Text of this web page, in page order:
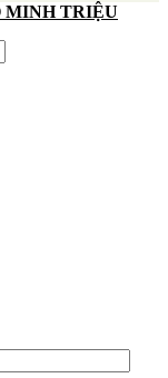
MINH TRIỆU